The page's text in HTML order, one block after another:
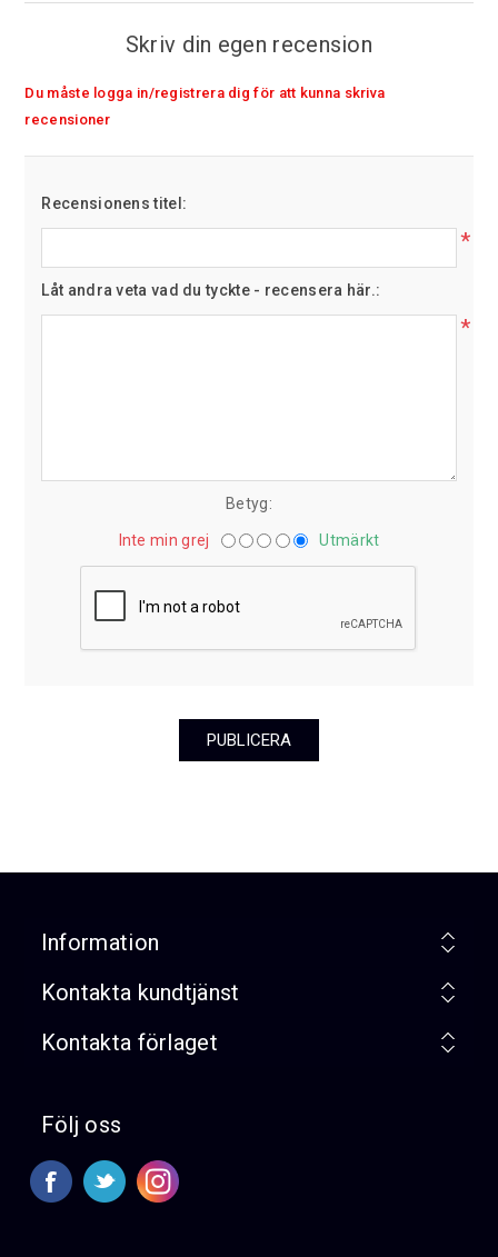
Skriv din egen recension
Du måste logga in/registrera dig för att kunna skriva
recensioner
Recensionens titel:
*
Låt andra veta vad du tyckte - recensera här.:
*
Betyg:
Inte min grej Utmärkt
Information
Kontakta kundtjänst
Kontakta förlaget
Följ oss